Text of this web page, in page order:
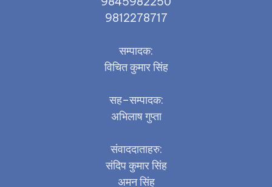
9812278717
सम्पादक:
विचित कुमार सिंह
सह–सम्पादक:
अभिलाष गुप्ता
संवाददाताहरु:
संदिप कुमार सिंह
अमन सिंह